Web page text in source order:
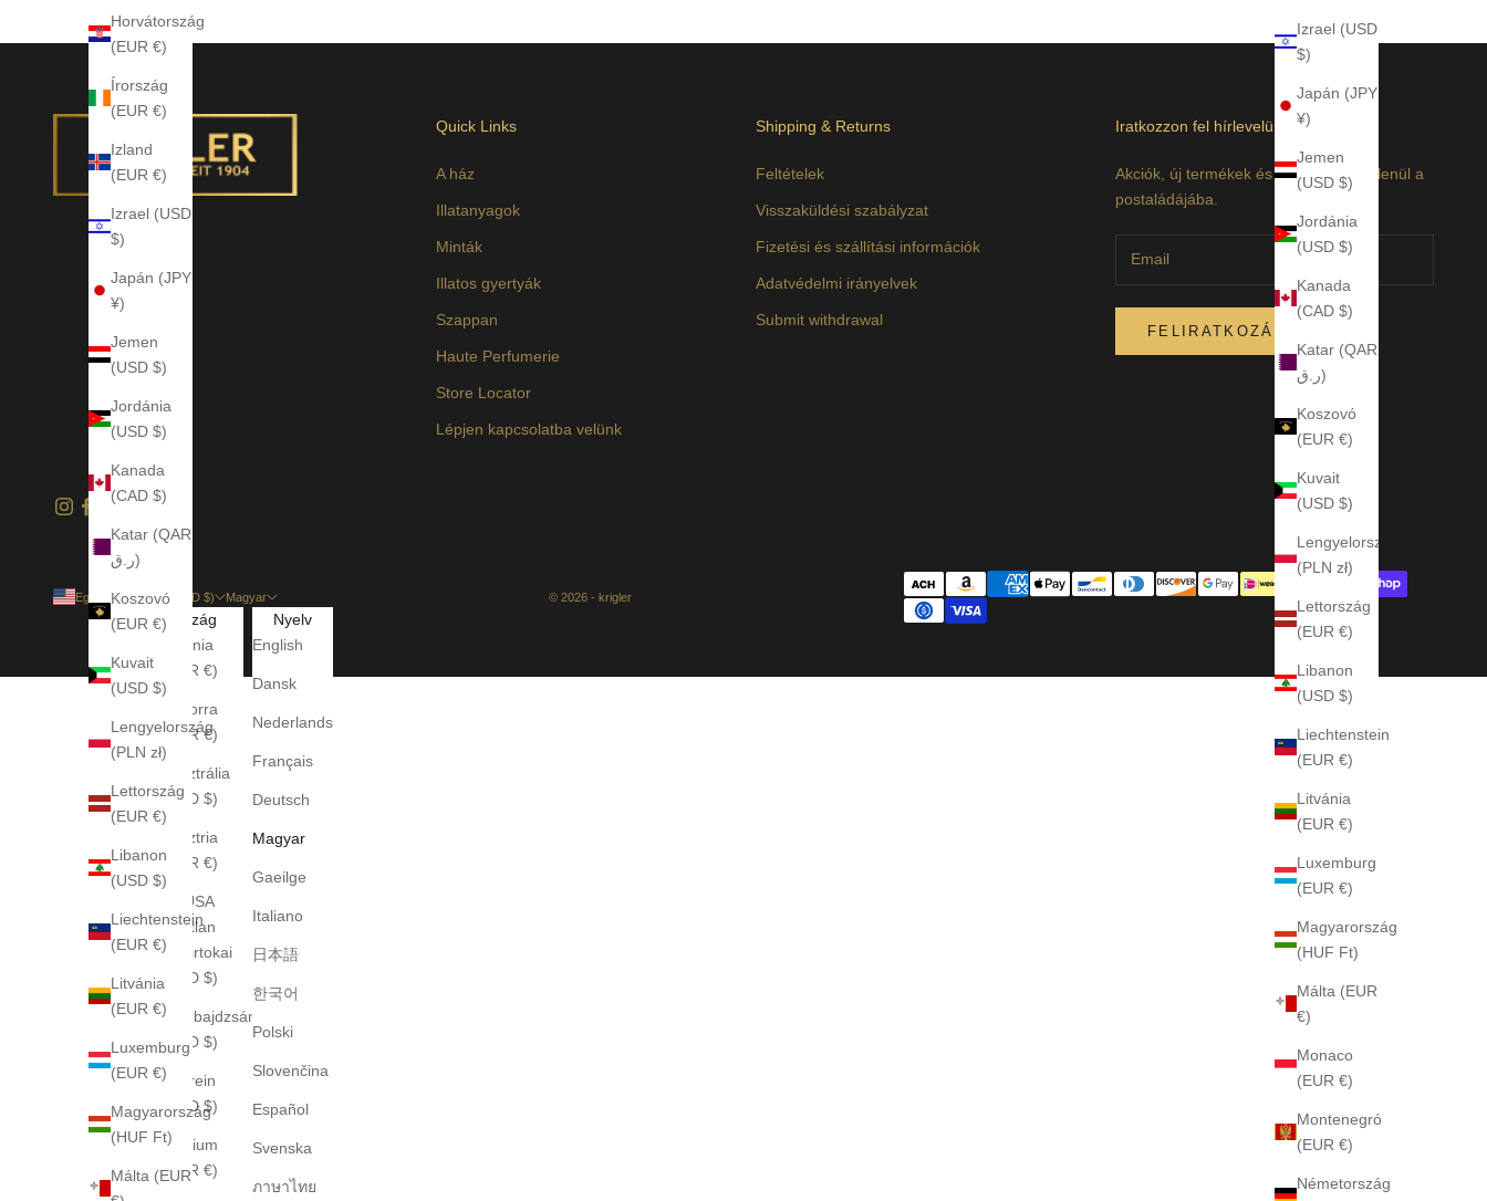
Izrael (USD
$)
Japán (JPY
¥)
Jemen
(USD $)
Jordánia
(USD $)
Kanada
(CAD $)
Katar (QAR
ر.ق)
Koszovó
(EUR €)
Kuvait
(USD $)
Lengyelország
(PLN zł)
Lettország
(EUR €)
Libanon
(USD $)
Liechtenstein
(EUR €)
Litvánia
(EUR €)
Luxemburg
(EUR €)
Magyarország
(HUF Ft)
Málta (EUR
€)
Monaco
(EUR €)
Montenegró
(EUR €)
Németország
Horvátország
(EUR €)
Írország
(EUR €)
Izland
(EUR €)
Izrael (USD
$)
Japán (JPY
¥)
Jemen
(USD $)
Jordánia
(USD $)
Kanada
(CAD $)
Katar (QAR
ر.ق)
Koszovó
(EUR €)
Kuvait
(USD $)
Lengyelország
(PLN zł)
Lettország
(EUR €)
Libanon
(USD $)
Liechtenstein
(EUR €)
Litvánia
(EUR €)
Luxemburg
(EUR €)
Magyarország
(HUF Ft)
Málta (EUR
Quick Links
A ház
Illatanyagok
Minták
Illatos gyertyák
Szappan
Haute Perfumerie
Store Locator
Lépjen kapcsolatba velünk
Shipping & Returns
Feltételek
Visszaküldési szabályzat
Fizetési és szállítási információk
Adatvédelmi irányelvek
Submit withdrawal
Iratkozzon fel hírlevelünkre
Akciók, új termékek és akciók. Közvetlenül a
postaládájába.
FELIRATKOZÁS
Egyesült Államok (USD $)
Ország
Albánia
(EUR €)
Andorra
(EUR €)
Ausztrália
(AUD $)
Ausztria
(EUR €)
Az USA
lakatlan
külbirtokai
(USD $)
Azerbajdzsán
(USD $)
Bahrein
(USD $)
Belgium
(EUR €)
Magyar
Nyelv
English
Dansk
Nederlands
Français
Deutsch
Magyar
Gaeilge
Italiano
日本語
한국어
Polski
Slovenčina
Español
Svenska
ภาษาไทย
© 2026 - krigler